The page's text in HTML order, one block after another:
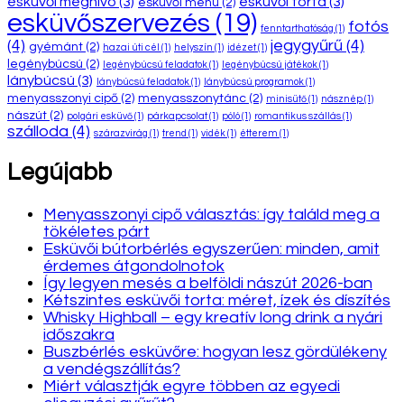
esküvői menü (2)
esküvőszervezés (19) fenntarthatóság (1) fotós
(4) gyémánt (2) hazai úti cél (1) helyszín (1) idézet(1) jegygyűrű (4)
legénybúcsú (2) legénybúcsú feladatok(1) legénybúcsú játékok(1)
lánybúcsú (3) lánybúcsú feladatok(1) lánybúcsú programok(1)
menyasszonyi cipő (2) menyasszonytánc (2) minisütő(1) násznép(1)
nászút (2) polgári esküvő(1) párkapcsolat(1) póló(1) romantikus szállás(1)
szálloda (4) szárazvirág (1) trend (1) vidék(1) étterem (1)
Legújabb
Menyasszonyi cipő választás: így találd meg a
tökéletes párt
Esküvői bútorbérlés egyszerűen: minden, amit
érdemes átgondolnotok
Így legyen mesés a belföldi nászút 2026-ban
Kétszintes esküvői torta: méret, ízek és díszítés
Whisky Highball – egy kreatív long drink a nyári
időszakra
Buszbérlés esküvőre: hogyan lesz gördülékeny
a vendégszállítás?
Miért választják egyre többen az egyedi